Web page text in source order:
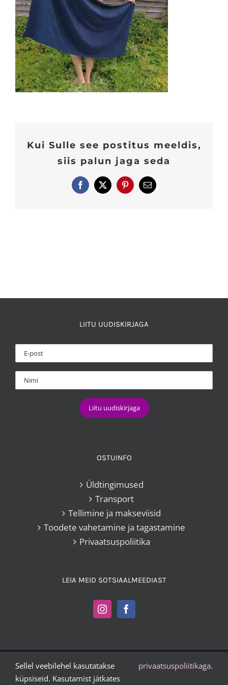
Kui Sulle see postitus meeldis,
siis palun jaga seda
Facebook
X PinterestE-
post
LIITU UUDISKIRJAGA
OSTUINFO
Üldtingimused
Transport
Tellimine ja makseviisid
Toodete vahetamine ja tagastamine
Privaatsuspoliitika
LEIA MEID SOTSIAALMEEDIAST
Kangakoi OÜ |+372 503 2372 vesta@kangakoi.ee
Sellel veebilehel kasutatakse
küpsiseid. Kasutamist jätkates
privaatsuspoliitikaga.